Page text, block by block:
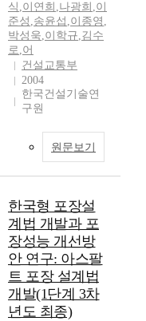
식 ,이연희 ,나광희 ,이
준성 ,송윤섭 ,이종영 ,
박성욱,이학규,김수
로,어
건설교통부
2004
한국건설기술연
구원
원문보기
한국형 포장설
계법 개발과 포
장성능 개선방
안 연구: 아스팔
트 포장 설계법
개발(1단계 3차
년도 최종)